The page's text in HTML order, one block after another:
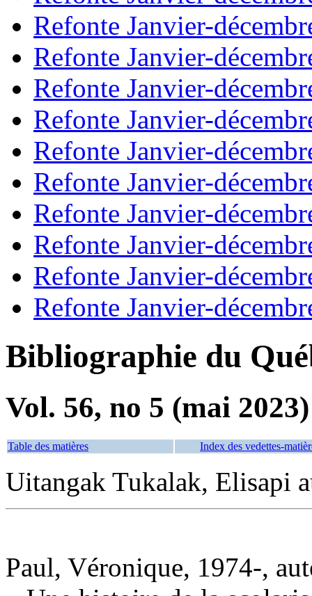
Refonte Janvier-
Refonte Janvier-
Refonte Janvier-
Refonte Janvier-
Refonte Janvier-
Refonte Janvier-
Refonte Janvier-
Refonte Janvier-
Refonte Janvier-
Refonte Janvier-
Bibliographie du
Vol. 56, no 5 (mai 2023)
Table des matières Index des vedettes-
Uitangak Tukalak, Elisapi
Paul, Véronique, 1974-,